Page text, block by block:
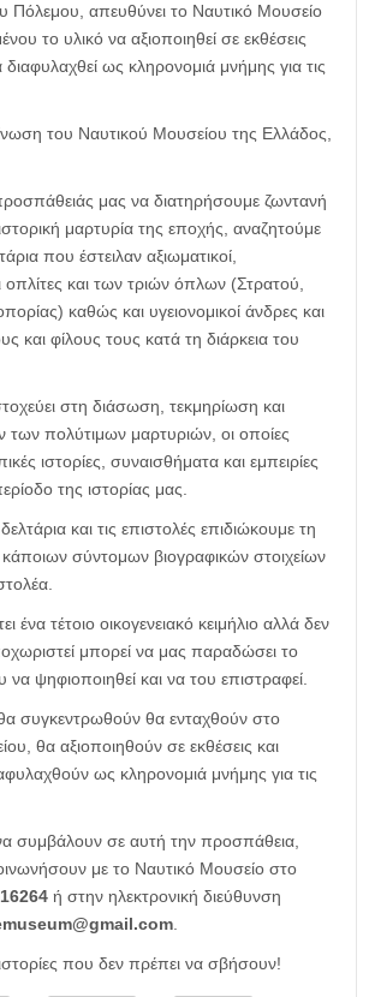
Πόλεμου, απευθύνει το Ναυτικό Μουσείο
το υλικό να αξιοποιηθεί σε εκθέσεις
διαφυλαχθεί ως κληρονομιά μνήμης για τις
του Ναυτικού Μουσείου της Ελλάδος,
μας να διατηρήσουμε ζωντανή
μαρτυρία της εποχής, αναζητούμε
που έστειλαν αξιωματικοί,
οπλίτες και των τριών όπλων (Στρατού,
καθώς και υγειονομικοί άνδρες και
και φίλους τους κατά τη διάρκεια του
στη διάσωση, τεκμηρίωση και
των πολύτιμων μαρτυριών, οι οποίες
ιστορίες, συναισθήματα και εμπειρίες
της ιστορίας μας.
και τις επιστολές επιδιώκουμε τη
σύντομων βιογραφικών στοιχείων
ένα τέτοιο οικογενειακό κειμήλιο αλλά δεν
μπορεί να μας παραδώσει το
να ψηφιοποιηθεί και να του επιστραφεί.
συγκεντρωθούν θα ενταχθούν στο
θα αξιοποιηθούν σε εκθέσεις και
ως κληρονομιά μνήμης για τις
συμβάλουν σε αυτή την προσπάθεια,
με το Ναυτικό Μουσείο στο
ή στην ηλεκτρονική διεύθυνση
που δεν πρέπει να σβήσουν!